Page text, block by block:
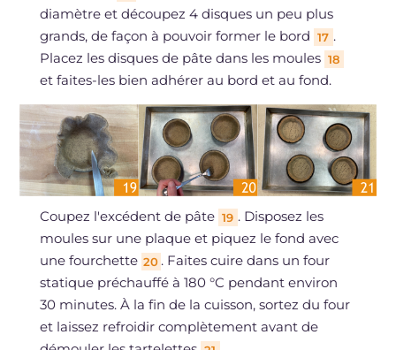
diamètre et découpez 4 disques un peu plus
grands, de façon à pouvoir former le bord 17 .
Placez les disques de pâte dans les moules 18
et faites-les bien adhérer au bord et au fond.
Coupez l'excédent de pâte 19 . Disposez les
moules sur une plaque et piquez le fond avec
une fourchette 20 . Faites cuire dans un four
statique préchauffé à 180 °C pendant environ
30 minutes. À la fin de la cuisson, sortez du four
et laissez refroidir complètement avant de